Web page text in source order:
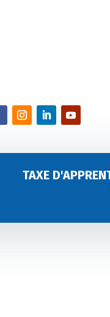
TAXE